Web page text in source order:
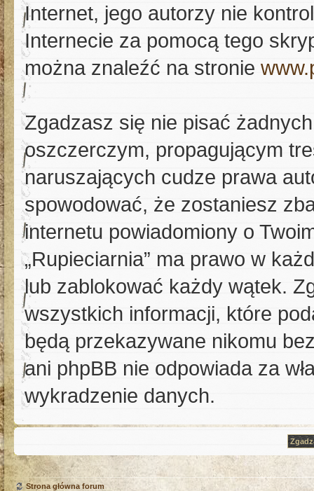
Internet, jego autorzy nie
Internecie za pomocą tego
można znaleźć na stronie
Zgadzasz się nie pisać
oszczerczym, propagującym
naruszających cudze prawa
spowodować, że zostaniesz
internetu powiadomiony o
„Rupieciarnia” ma prawo w
lub zablokować każdy wątek.
wszystkich informacji, które
będą przekazywane nikomu
ani phpBB nie odpowiada za
wykradzenie danych.
Strona główna forum